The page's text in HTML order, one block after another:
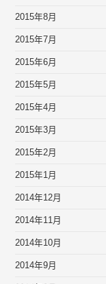
2015年8月
2015年7月
2015年6月
2015年5月
2015年4月
2015年3月
2015年2月
2015年1月
2014年12月
2014年11月
2014年10月
2014年9月